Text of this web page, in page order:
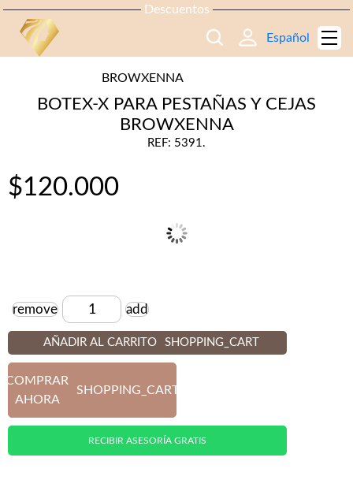
Descuentos
Español
BROWXENNA
BOTEX-X PARA PESTAÑAS Y CEJAS
BROWXENNA
REF: 5391.
$120.000
Cantidad
remove add
AÑADIR AL CARRITO SHOPPING_CART
COMPRAR
AHORA
SHOPPING_CART
RECIBIR ASESORÍA GRATIS